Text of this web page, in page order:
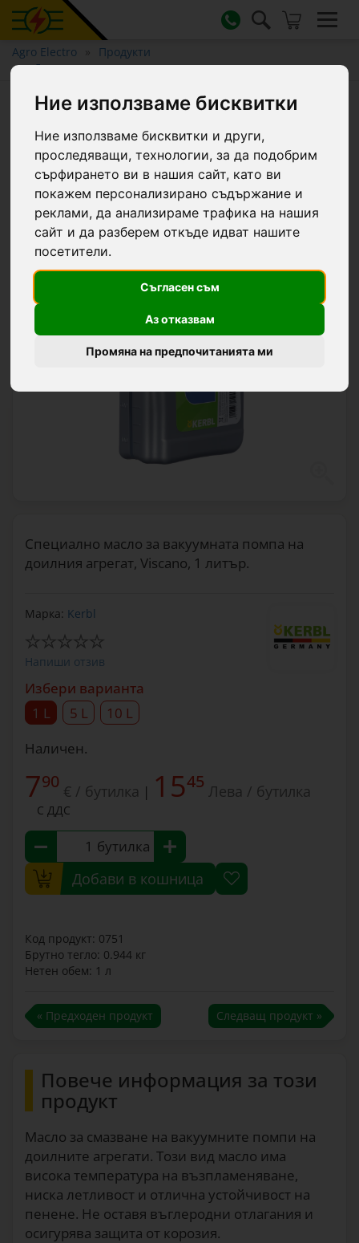
Ние използваме бисквитки
Ние използваме бисквитки и други,
проследяващи, технологии, за да подобрим
сърфирането ви в нашия сайт, като ви
покажем персонализирано съдържание и
реклами, да анализираме трафика на нашия
сайт и да разберем откъде идват нашите
посетители.
Съгласен съм
Аз отказвам
Промяна на предпочитанията ми
Agro Electro
Продукти
Доилни агрегати и машини за доене
Масло за вакуумна помпа,
Viscano (Kerbl), 1 литър :: 1 L
Специално масло за вакуумната помпа на
доилния агрегат, Viscano, 1 литър.
Марка: Kerbl
Напиши отзив
Избери варианта
1 L
5 L
10 L
Наличен.
790 € / бутилка | 1545 Лева / бутилка
С ДДС
бутилка
Добави в кошница
Код продукт: 0751
Брутно тегло: 0.944 кг
Нетен обем: 1 л
« Предходен продукт Следващ продукт »
Повече информация за този
продукт
Масло за смазване на вакуумните помпи на
доилните агрегати. Този вид масло има
висока температура на възпламеняване,
ниска летливост и отлична устойчивост на
пенене. Не оставя въглеродни отлагания и
осигурява защита от корозия.